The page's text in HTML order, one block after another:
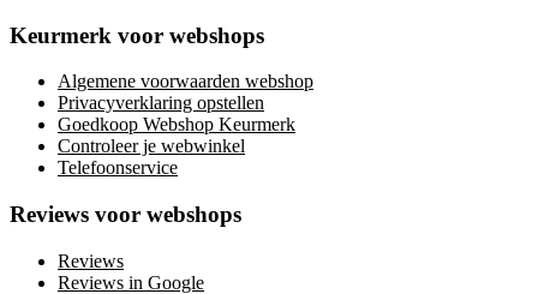
Keurmerk voor webshops
Algemene voorwaarden webshop
Privacyverklaring opstellen
Goedkoop Webshop Keurmerk
Controleer je webwinkel
Telefoonservice
Reviews voor webshops
Reviews
Reviews in Google